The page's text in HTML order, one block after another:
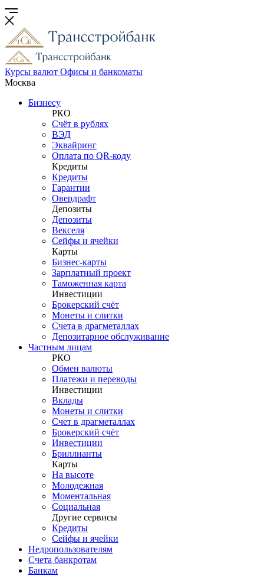
Курсы валют Офисы и банкоматы
Москва
Бизнесу
РКО
Счёт в рублях
ВЭД
Эквайринг
Оплата по QR-коду
Кредиты
Кредиты
Гарантии
Овердрафт
Депозиты
Депозиты
Векселя
Сейфы и ячейки
Карты
Бизнес-карты
Зарплатный проект
Таможенная карта
Инвестиции
Брокерский счёт
Монеты и слитки
Счета в драгметаллах
Депозитарное обслуживание
Частным лицам
РКО
Обмен валюты
Платежи и переводы
Инвестиции
Вклады
Монеты и слитки
Счет в драгметаллах
Брокерский счёт
Инвестиции
Бриллианты
Карты
На высоте
Молодежная
Моментальная
Социальная
Другие сервисы
Кредиты
Сейфы и ячейки
Недропользователям
Счета банкротам
Банкам